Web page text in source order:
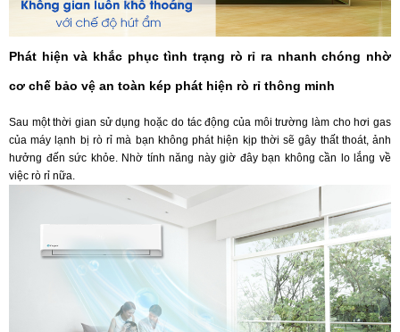
Phát hiện và khắc phục tình trạng rò rỉ ra nhanh chóng nhờ
cơ chế bảo vệ an toàn kép phát hiện rò rỉ thông minh
Sau một thời gian sử dụng hoặc do tác động của môi trường làm cho hơi gas
của máy lạnh bị rò rỉ mà bạn không phát hiện kịp thời sẽ gây thất thoát, ảnh
hưởng đến sức khỏe. Nhờ tính năng này giờ đây bạn không cần lo lắng về
việc rò rỉ nữa.